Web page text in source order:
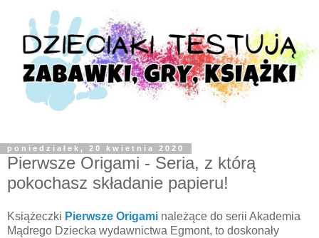
poniedziałek, 20 kwietnia 2020
Pierwsze Origami - Seria, z którą
pokochasz składanie papieru!
Książeczki Pierwsze Origami należące do serii Akademia
Mądrego Dziecka wydawnictwa Egmont, to doskonały